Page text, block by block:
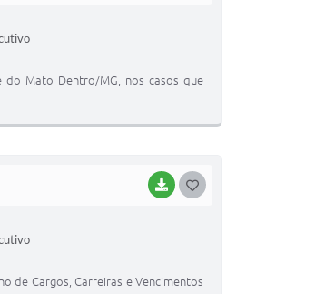
I
do Mato Dentro/MG, nos casos que
BAIXAR
de Cargos, Carreiras e Vencimentos